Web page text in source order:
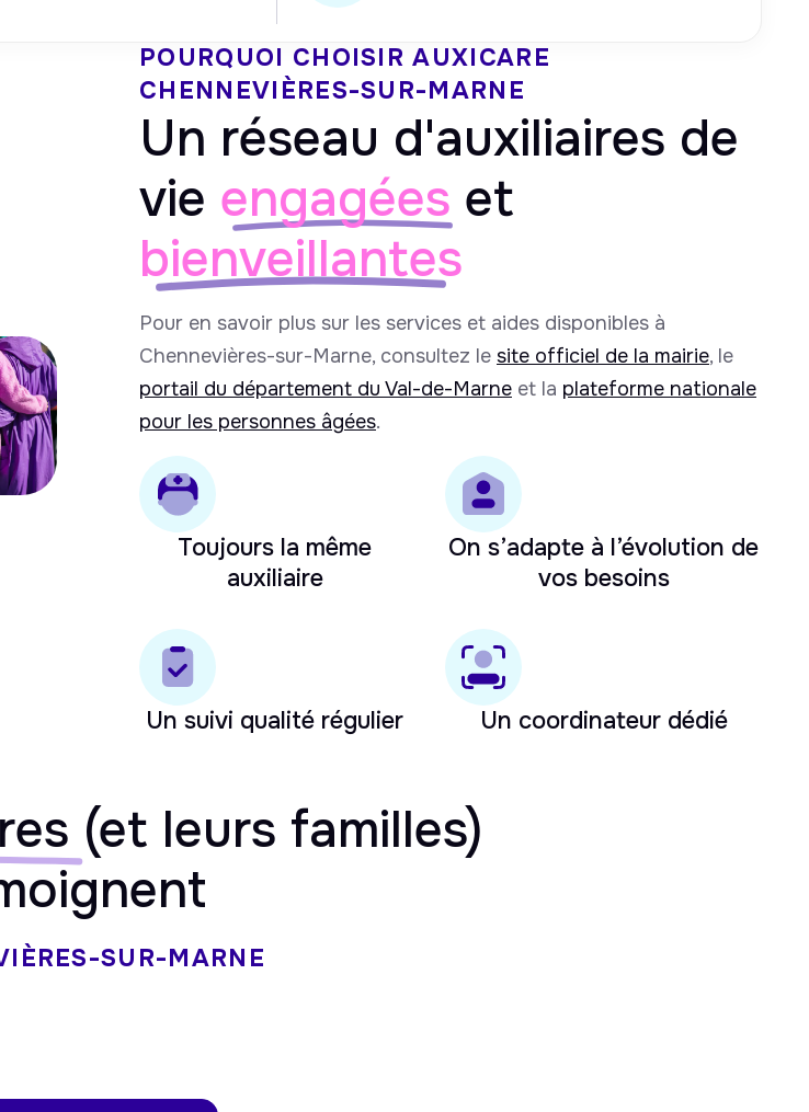
POURQUOI CHOISIR AUXICARE
CHENNEVIÈRES-SUR-MARNE
Un réseau d'auxiliaires de
vie engagées et
bienveillantes
Pour en savoir plus sur les services et aides disponibles à
Chennevières-sur-Marne, consultez le site officiel de la mairie, le
portail du département du Val-de-Marne et la plateforme nationale
pour les personnes âgées.
Toujours la même
auxiliaire
On s’adapte à l’évolution de
vos besoins
Un suivi qualité régulier Un coordinateur dédié
(et leurs familles)
SUR-MARNE